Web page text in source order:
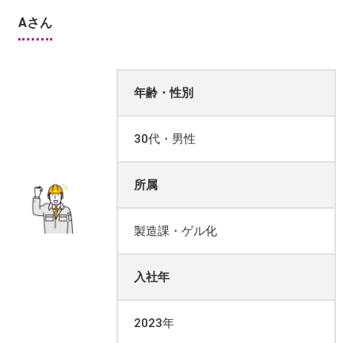
Aさん
年齢・性別
30代・男性
所属
製造課・ゲル化
入社年
2023年